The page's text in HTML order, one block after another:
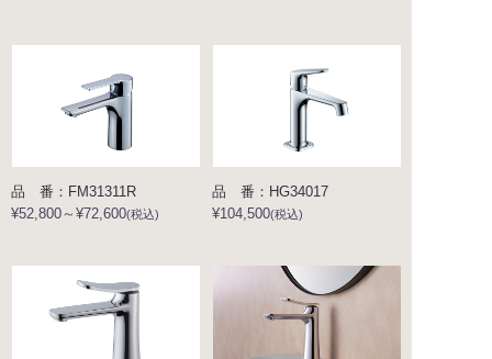
品 番：FM31311R
¥52,800～¥72,600(税込)
品 番：HG34017
¥104,500(税込)